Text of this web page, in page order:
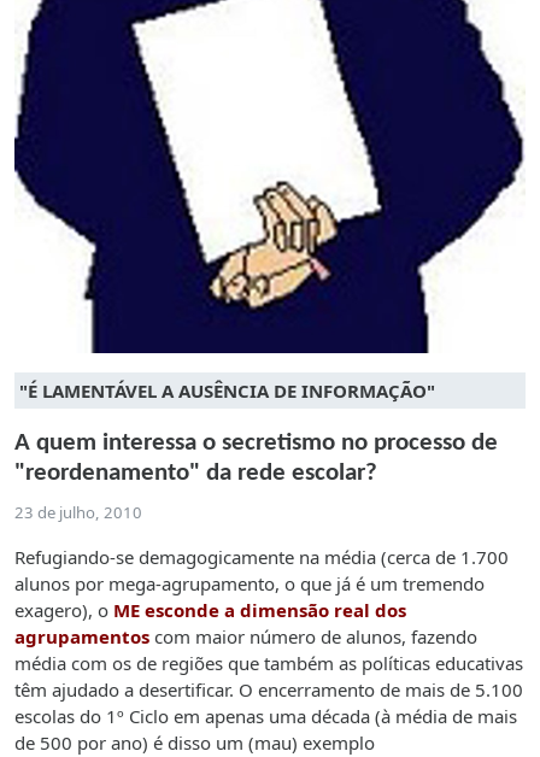
"É LAMENTÁVEL A AUSÊNCIA DE INFORMAÇÃO"
A quem interessa o secretismo no processo de
"reordenamento" da rede escolar?
23 de julho, 2010
Refugiando-se demagogicamente na média (cerca de 1.700
alunos por mega-agrupamento, o que já é um tremendo
exagero), o ME esconde a dimensão real dos
agrupamentos com maior número de alunos, fazendo
média com os de regiões que também as políticas educativas
têm ajudado a desertificar. O encerramento de mais de 5.100
escolas do 1º Ciclo em apenas uma década (à média de mais
de 500 por ano) é disso um (mau) exemplo